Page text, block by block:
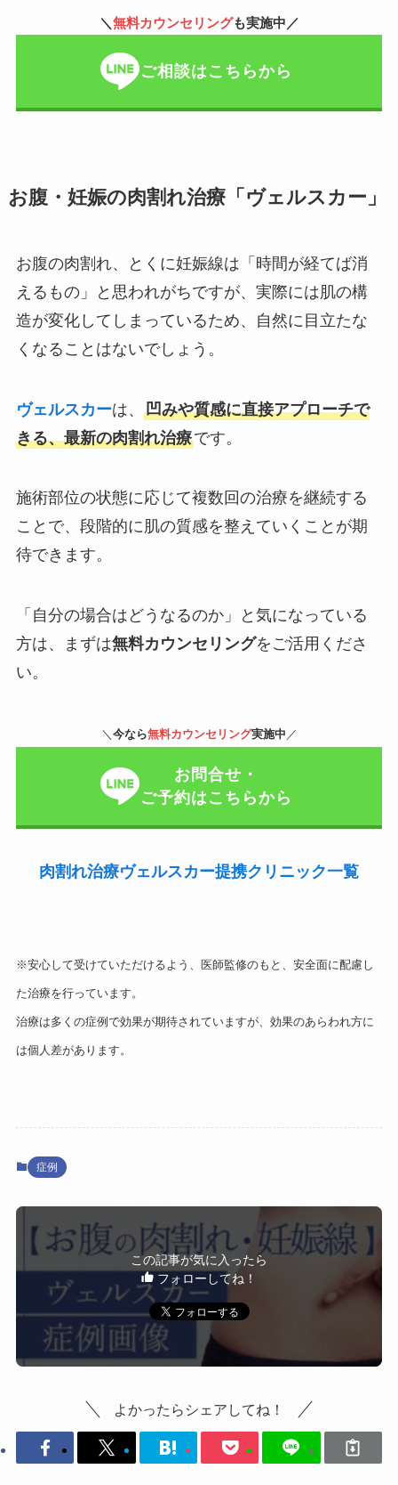
＼無料カウンセリングも実施中／
ご相談はこちらから
お腹・妊娠の肉割れ治療「ヴェルスカー」
お腹の肉割れ、とくに妊娠線は「時間が経てば消
えるもの」と思われがちですが、実際には肌の構
造が変化してしまっているため、自然に目立たな
くなることはないでしょう。
ヴェルスカーは、 凹みや質感に直接アプローチで
きる、最新の肉割れ治療です。
施術部位の状態に応じて複数回の治療を継続する
ことで、段階的に肌の質感を整えていくことが期
待できます。
「自分の場合はどうなるのか」と気になっている
方は、まずは無料カウンセリングをご活用くださ
い。
＼ 今なら無料カウンセリング実施中 ／
お問合せ・
ご予約はこちらから
肉割れ治療ヴェルスカー提携クリニック一覧
※安心して受けていただけるよう、医師監修のもと、安全面に配慮し
た治療を行っています。
治療は多くの症例で効果が期待されていますが、効果のあらわれ方に
は個人差があります。
症例
この記事が気に入ったら
フォローしてね！
よかったらシェアしてね！